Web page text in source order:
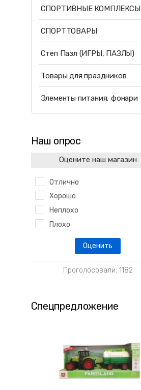
СПОРТИВНЫЕ КОМПЛЕКСЫ
СПОРТТОВАРЫ
Степ Пазл (ИГРЫ, ПАЗЛЫ)
Товары для праздников
Элементы питания, фонари
Наш опрос
Оцените наш магазин
Отлично
Хорошо
Неплохо
Плохо
Проголосовали: 1182
Спецпредложение